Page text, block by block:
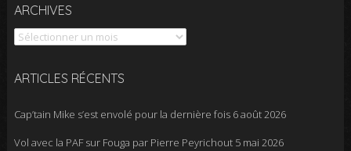
ARCHIVES
Archives
ARTICLES RÉCENTS
Cap’tain Mike s’est envolé pour la dernière fois 6 août 2026
Vol avec la PAF sur Fouga par Pierre Peyrichout 5 mai 2026